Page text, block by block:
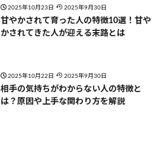
2025年10月23日 2025年9月30日
甘やかされて育った人の特徴10選！甘や
かされてきた人が迎える末路とは
2025年10月22日 2025年9月30日
相手の気持ちがわからない人の特徴と
は？原因や上手な関わり方を解説